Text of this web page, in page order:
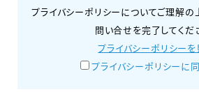
プライバシーポリシーについてご理解の
問い合せを完了してくだ
プライバシーポリシーを
プライバシーポリシーに